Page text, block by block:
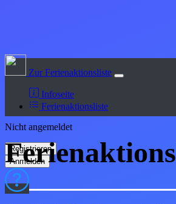
Zur Ferienaktionsliste
Infoseite
Ferienaktionsliste
Nicht angemeldet
Ferienaktions